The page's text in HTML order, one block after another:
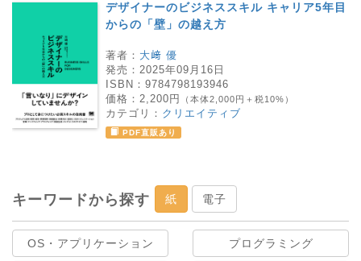
デザイナーのビジネススキル キャリア5年目
からの「壁」の越え方
著者： 大﨑 優
発売： 2025年09月16日
ISBN： 9784798193946
価格： 2,200円 （本体2,000円＋税10%）
カテゴリ： クリエイティブ
PDF直販あり
キーワードから探す 紙 電子
OS・アプリケーション プログラミング